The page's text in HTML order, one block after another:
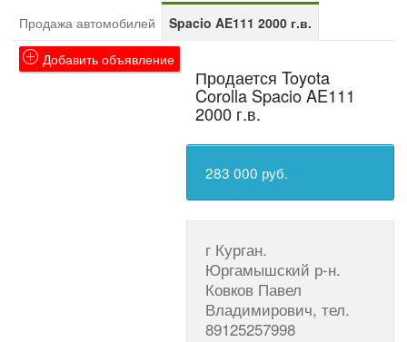
Продажа автомобилей
Spacio AE111 2000 г.в.
Добавить объявление
Продается Toyota
Corolla Spacio AE111
2000 г.в.
283 000 руб.
г Курган.
Юргамышский р-н.
Ковков Павел
Владимирович, тел.
89125257998